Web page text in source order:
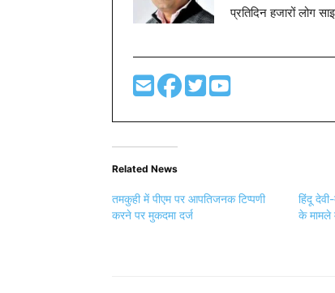
प्रतिदिन हजारों लोग
Related News
तमकुही में पीएम पर आपतिजनक टिप्पणी
करने पर मुकदमा दर्ज
हिंदू
के मामले